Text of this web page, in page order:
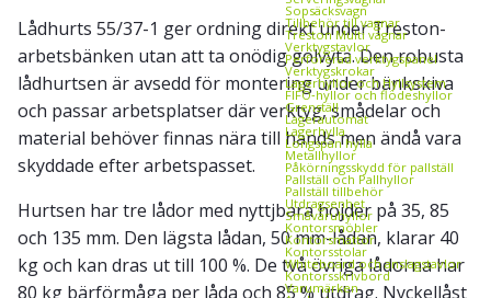
Sopsäcksvagn
Tillbehör till vagnar
Treston Multi vagnar
Verktygstavlor
Perforerad verktygspanel
Verktygskrokar
Lagerhyllor och Hyllsystem
FIFO‑hyllor och flödeshyllor
Grenställ
Lagerautomat
Lagerhylla
Longspan hylla
Metallhyllor
Påkörningsskydd för pallställ
Pallställ och Pallhyllor
Pallställ tillbehör
Utdragsenhet
Småvaruhyllor
Kontorsmöbler
Kontorsmattor
Kontorsstolar
Whiteboard och anslagstavlor
Kontorsskrivbord
Varumärken
Lådhurts 55/37-1 ger ordning direkt under Treston-
arbetsbänken utan att ta onödig golvyta. Den robusta
lådhurtsen är avsedd för montering under bänkskiva
och passar arbetsplatser där verktyg, smådelar och
material behöver finnas nära till hands men ändå vara
skyddade efter arbetspasset.
Hurtsen har tre lådor med nyttjbara höjder på 35, 85
och 135 mm. Den lägsta lådan, 50 mm-lådan, klarar 40
kg och kan dras ut till 100 %. De två övriga lådorna har
80 kg bärförmåga per låda och 85 % utdrag. Nyckellåst